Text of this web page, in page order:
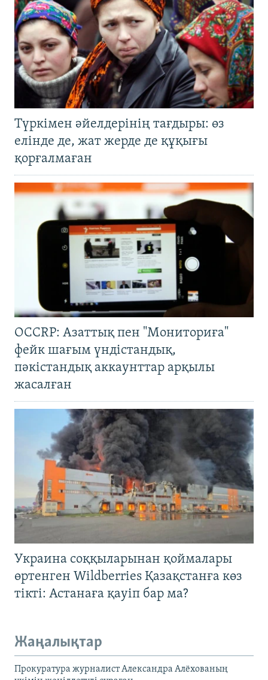
Түркімен әйелдерінің тағдыры: өз
елінде де, жат жерде де құқығы
қорғалмаған
OCCRP: Азаттық пен "Мониториға"
фейк шағым үндістандық,
пәкістандық аккаунттар арқылы
жасалған
Украина соққыларынан қоймалары
өртенген Wildberries Қазақстанға көз
тікті: Астанаға қауіп бар ма?
Жаңалықтар
Прокуратура журналист Александра Алёхованың